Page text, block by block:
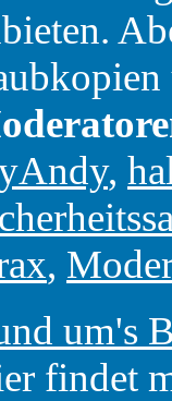
,
,
um's
findet